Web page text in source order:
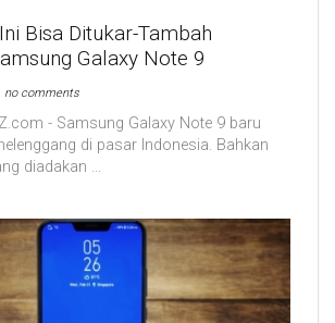
Bisa Ditukar-Tambah
Galaxy Note 9
no comments
- Samsung Galaxy Note 9 baru
di pasar Indonesia. Bahkan
diadakan ...